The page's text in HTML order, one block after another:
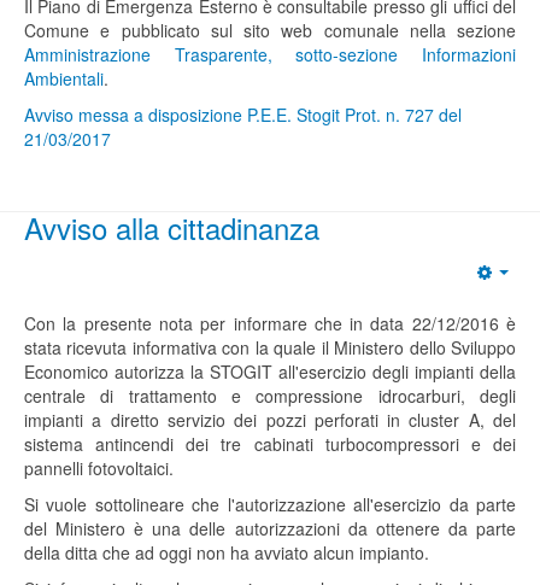
Il Piano di Emergenza Esterno è consultabile presso gli uffici del
Comune e pubblicato sul sito web comunale nella sezione
Amministrazione Trasparente, sotto-sezione Informazioni
Ambientali.
Avviso messa a disposizione P.E.E. Stogit Prot. n. 727 del
21/03/2017
Avviso alla cittadinanza
Con la presente nota per informare che in data 22/12/2016 è
stata ricevuta informativa con la quale il Ministero dello Sviluppo
Economico autorizza la STOGIT all'esercizio degli impianti della
centrale di trattamento e compressione idrocarburi, degli
impianti a diretto servizio dei pozzi perforati in cluster A, del
sistema antincendi dei tre cabinati turbocompressori e dei
pannelli fotovoltaici.
Si vuole sottolineare che l'autorizzazione all'esercizio da parte
del Ministero è una delle autorizzazioni da ottenere da parte
della ditta che ad oggi non ha avviato alcun impianto.